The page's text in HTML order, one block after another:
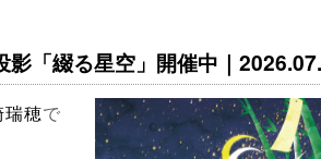
影「綴る星空」開催中｜
瑞穂で